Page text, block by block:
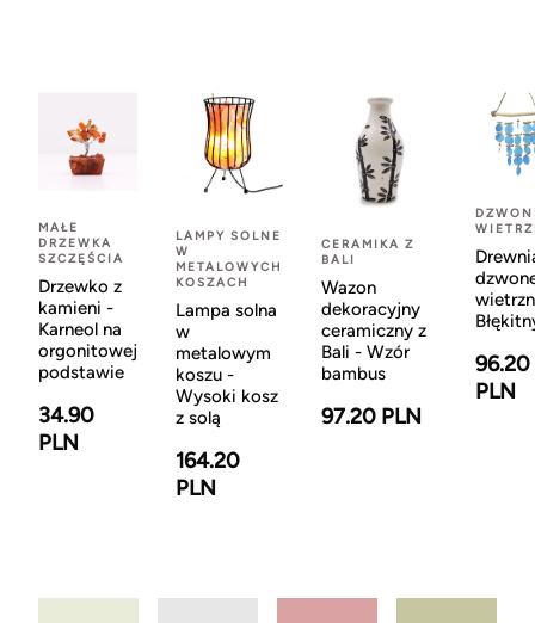
MAŁE
DRZEWKA
SZCZĘŚCIA
Drzewko z
kamieni -
Karneol na
orgonitowej
podstawie
34.90
PLN
LAMPY SOLNE
W
METALOWYCH
KOSZACH
Lampa solna
w
metalowym
koszu -
Wysoki kosz
z solą
164.20
PLN
CERAMIKA Z
BALI
Wazon
dekoracyjny
ceramiczny z
Bali - Wzór
bambus
97.20 PLN
96.20
PLN